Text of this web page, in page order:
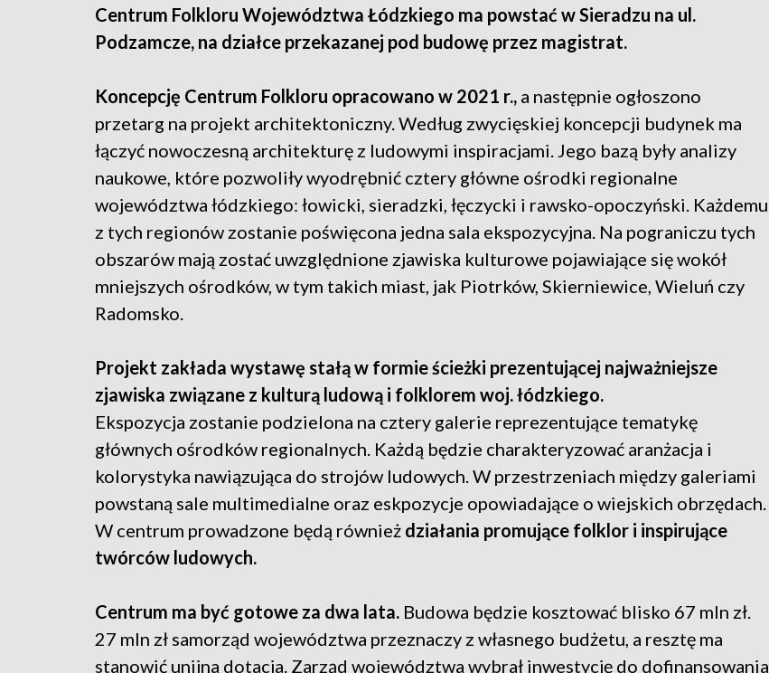
Centrum Folkloru Województwa Łódzkiego ma powstać w Sieradzu na ul.
Podzamcze, na działce przekazanej pod budowę przez magistrat.
Koncepcję Centrum Folkloru opracowano w 2021 r., a następnie ogłoszono
przetarg na projekt architektoniczny. Według zwycięskiej koncepcji budynek ma
łączyć nowoczesną architekturę z ludowymi inspiracjami. Jego bazą były analizy
naukowe, które pozwoliły wyodrębnić cztery główne ośrodki regionalne
województwa łódzkiego: łowicki, sieradzki, łęczycki i rawsko-opoczyński. Każdemu
z tych regionów zostanie poświęcona jedna sala ekspozycyjna. Na pograniczu tych
obszarów mają zostać uwzględnione zjawiska kulturowe pojawiające się wokół
mniejszych ośrodków, w tym takich miast, jak Piotrków, Skierniewice, Wieluń czy
Radomsko.
Projekt zakłada wystawę stałą w formie ścieżki prezentującej najważniejsze
zjawiska związane z kulturą ludową i folklorem woj. łódzkiego.
Ekspozycja zostanie podzielona na cztery galerie reprezentujące tematykę
głównych ośrodków regionalnych. Każdą będzie charakteryzować aranżacja i
kolorystyka nawiązująca do strojów ludowych. W przestrzeniach między galeriami
powstaną sale multimedialne oraz eskpozycje opowiadające o wiejskich obrzędach.
W centrum prowadzone będą również działania promujące folklor i inspirujące
twórców ludowych.
Centrum ma być gotowe za dwa lata. Budowa będzie kosztować blisko 67 mln zł.
27 mln zł samorząd województwa przeznaczy z własnego budżetu, a resztę ma
stanowić unijna dotacja. Zarząd województwa wybrał inwestycję do dofinansowania